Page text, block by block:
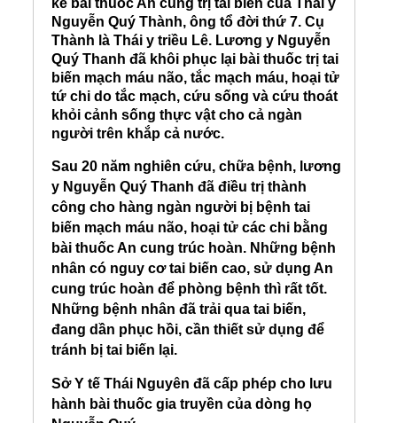
Nguyễn Quý Thành, ông tổ đời thứ 7. Cụ
Thành là Thái y triều Lê. Lương y Nguyễn
Quý Thanh đã khôi phục lại bài thuốc trị tai
biến mạch máu não, tắc mạch máu, hoại tử
tứ chi do tắc mạch, cứu sống và cứu thoát
khỏi cảnh sống thực vật cho cả ngàn
người trên khắp cả nước.
Sau 20 năm nghiên cứu, chữa bệnh, lương
y Nguyễn Quý Thanh đã điều trị thành
công cho hàng ngàn người bị bệnh tai
biến mạch máu não, hoại tử các chi bằng
bài thuốc An cung trúc hoàn. Những bệnh
nhân có nguy cơ tai biến cao, sử dụng An
cung trúc hoàn để phòng bệnh thì rất tốt.
Những bệnh nhân đã trải qua tai biến,
đang dần phục hồi, cần thiết sử dụng để
tránh bị tai biến lại.
Sở Y tế Thái Nguyên đã cấp phép cho lưu
hành bài thuốc gia truyền của dòng họ